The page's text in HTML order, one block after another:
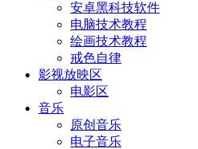
安卓黑科技软件
电脑技术教程
绘画技术教程
戒色自律
影视放映区
电影区
音乐
原创音乐
电子音乐